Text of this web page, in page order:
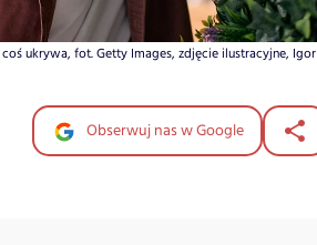
ukrywa, fot. Getty Images, zdjęcie ilustracyjne, Igor
Obserwuj nas w Google